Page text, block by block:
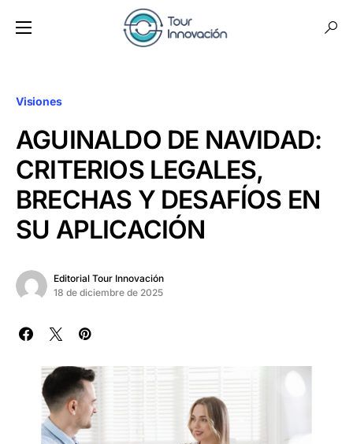
Visiones
AGUINALDO DE NAVIDAD:
CRITERIOS LEGALES,
BRECHAS Y DESAFÍOS EN
SU APLICACIÓN
Editorial Tour Innovación
18 de diciembre de 2025